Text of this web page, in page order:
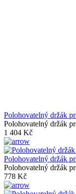
Polohovatelný držák
Polohovatelný držák
1 404 Kč
Polohovatelný držák
Polohovatelný držák
778 Kč